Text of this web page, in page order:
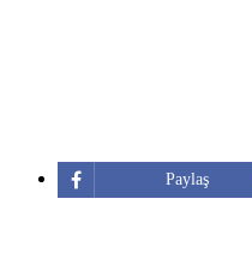
Paylaş